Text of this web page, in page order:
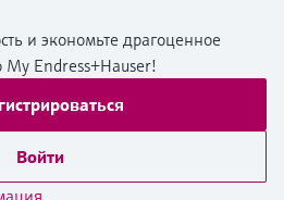
и экономьте драгоценное
My Endress+Hauser!
Войти